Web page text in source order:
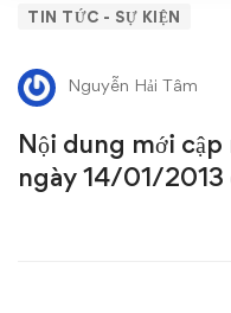
Nội
dung
mới
cập
TIN TỨC - SỰ KIỆN
Nguyễn Hải Tâm
Nội dung mới
ngày 14/01/